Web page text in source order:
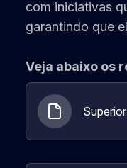
com iniciativas
garantindo que
Veja abaixo os